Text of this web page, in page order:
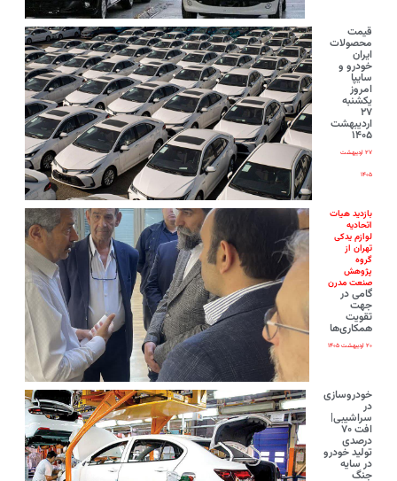
قیمت
محصولات
ایران‌
خودرو و
سایپا
امروز
یکشنبه
۲۷
اردیبهشت
۱۴۰۵
۲۷ اردیبهشت
۱۴۰۵
بازدید هیات
اتحادیه
لوازم یدکی
تهران از
گروه
پژوهش
صنعت مدرن
گامی در
جهت
تقویت
همکاری‌ها
۲۰ اردیبهشت ۱۴۰۵
خودروسازی
در
سراشیبی|
افت ۷۰
درصدی
تولید خودرو
در سایه
جنگ